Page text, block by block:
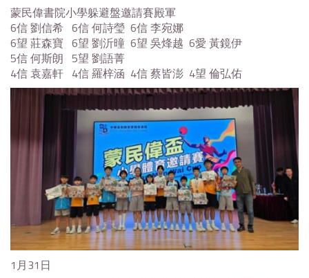
蒙民偉書院小學躲避盤邀請賽殿軍
6信 劉信希 6信 何詩瑩 6信 李宛娜
6望 莊森寶 6望 劉沂曈 6望 吳烽越 6愛 黃鏡伊
5信 何斯朗 5望 劉語菁
4信 袁嘉軒 4信 羅梓涵 4信 蔡皆澎 4望 倫弘佑
1月31日